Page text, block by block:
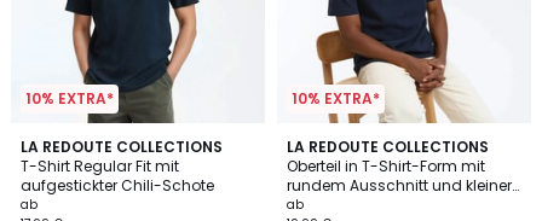
10% EXTRA*
LA REDOUTE COLLECTIONS
T-Shirt Regular Fit mit
aufgestickter Chili-Schote
ab
5
/
5
2
Farben
10% EXTRA*
LA REDOUTE COLLECTIONS
Oberteil in T-Shirt-Form mit
rundem Ausschnitt und kleiner
Knopfleiste
ab
4,8
/ 5
2
Farben